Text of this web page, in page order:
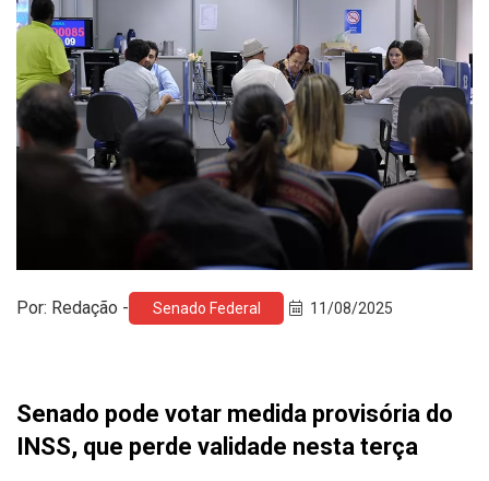
Por: Redação - Senado Federal 11/08/2025
Senado pode votar medida provisória do
INSS, que perde validade nesta terça